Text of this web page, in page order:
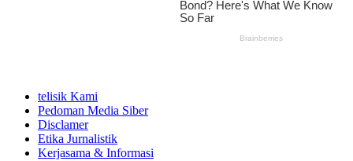
telisik Kami
Pedoman Media Siber
Disclamer
Etika Jurnalistik
Kerjasama & Informasi